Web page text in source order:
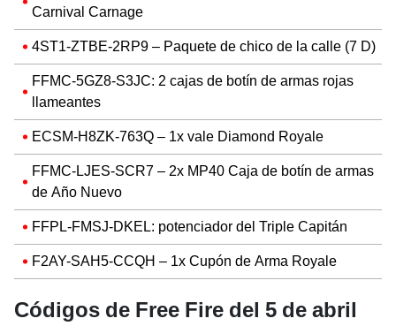
Carnival Carnage
4ST1-ZTBE-2RP9 – Paquete de chico de la calle (7 D)
FFMC-5GZ8-S3JC: 2 cajas de botín de armas rojas
llameantes
ECSM-H8ZK-763Q – 1x vale Diamond Royale
FFMC-LJES-SCR7 – 2x MP40 Caja de botín de armas
de Año Nuevo
FFPL-FMSJ-DKEL: potenciador del Triple Capitán
F2AY-SAH5-CCQH – 1x Cupón de Arma Royale
Códigos de Free Fire del 5 de abril